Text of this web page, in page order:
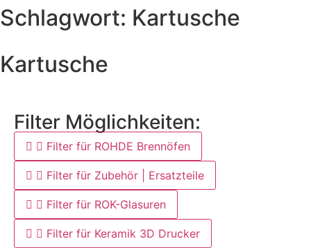
Schlagwort: Kartusche
Kartusche
Filter Möglichkeiten:
Filter für ROHDE Brennöfen
Filter für Zubehör | Ersatzteile
Filter für ROK-Glasuren
Filter für Keramik 3D Drucker